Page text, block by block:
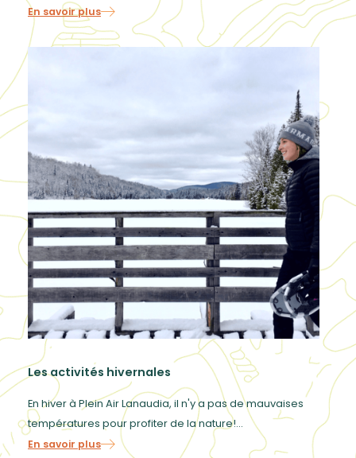
En savoir plus
Les activités hivernales
En hiver à Plein Air Lanaudia, il n'y a pas de mauvaises
températures pour profiter de la nature!...
En savoir plus